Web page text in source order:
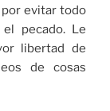
evitar todo
pecado. Le
libertad de
de cosas